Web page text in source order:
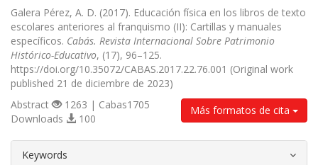
Galera Pérez, A. D. (2017). Educación física en los libros de texto
escolares anteriores al franquismo (II): Cartillas y manuales
específicos. Cabás. Revista Internacional Sobre Patrimonio
Histórico-Educativo, (17), 96–125.
https://doi.org/10.35072/CABAS.2017.22.76.001 (Original work
published 21 de diciembre de 2023)
Más formatos de cita
Abstract
1263 | Cabas1705
Downloads
100
Keywords